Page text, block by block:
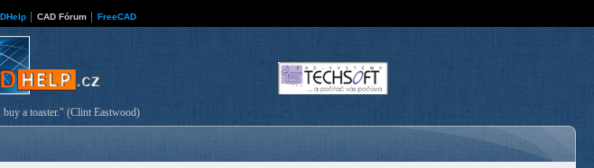
CAD Fórum FreeCAD
a toaster." (Clint Eastwood)